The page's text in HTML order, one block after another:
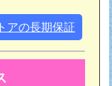
アの長期保証